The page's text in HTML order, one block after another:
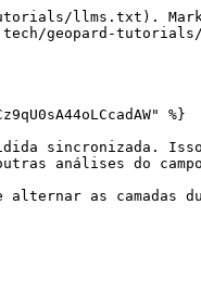
llms.txt).
geopard-
%}
sincronizada.
análises do
alternar as